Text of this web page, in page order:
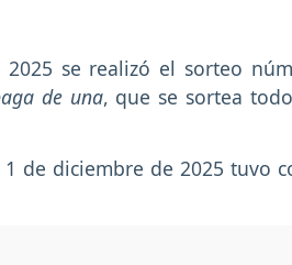
se realizó el sorteo
de una, que se sortea
de diciembre de 2025 tuvo